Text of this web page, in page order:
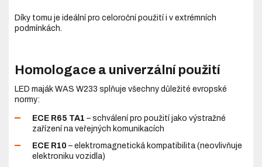
Díky tomu je ideální pro celoroční použití i v extrémních
podmínkách.
Homologace a univerzální použití
LED maják WAS W233 splňuje všechny důležité evropské
normy:
ECE R65 TA1 – schválení pro použití jako výstražné
zařízení na veřejných komunikacích
ECE R10 – elektromagnetická kompatibilita (neovlivňuje
elektroniku vozidla)